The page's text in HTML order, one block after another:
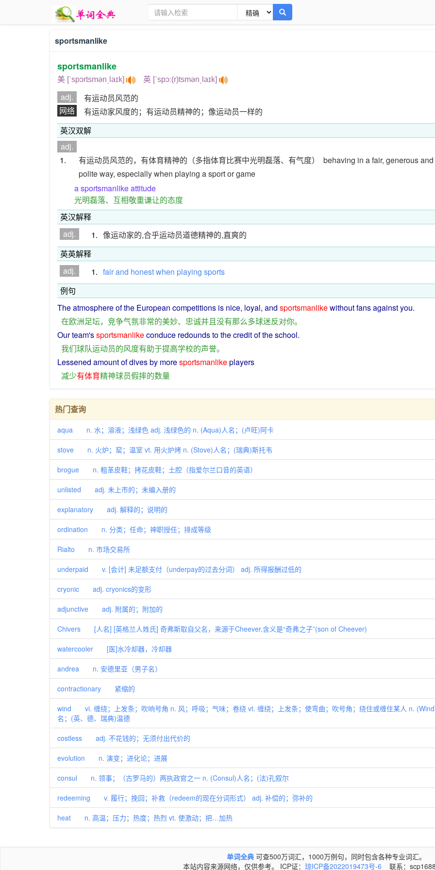
sportsmanlike
sportsmanlike
美 [ˈspɔrtsmənˌlaɪk] 英 [ˈspɔː(r)tsmənˌlaɪk]
adj.
有运动员风范的
网络
有运动家风度的；有运动员精神的；像运动员一样的
英汉双解
adj.
1.
有运动员风范的，有体育精神的（多指体育比赛中光明磊落、有气度）
behaving in a fair, generous and
polite way, especially when playing a sport or game
a sportsmanlike attitude
光明磊落、互相敬重谦让的态度
英汉解释
adj.
1. 像运动家的,合乎运动员道德精神的,直爽的
英英解释
adj.
1. fairand honestwhen playing sports
例句
Theatmosphereofthe European competitions is nice, loyal, and sportsmanlikewithoutfansagainstyou.
在欧洲足坛， 竞争气氛非常的美妙、 忠诚并且没有那么多球迷反对你。
Ourteam'ssportsmanlikeconduce redounds to thecreditof theschool.
我们球队运动员的风度有助于提高学校的声誉。
Lessened amountofdivesby moresportsmanlikeplayers
减少有体育精神球员假摔的数量
热门查询
aqua n. 水；溶液；浅绿色 adj. 浅绿色的 n. (Aqua)人名；(卢旺)阿卡
stove n. 火炉；窑；温室 vt. 用火炉烤 n. (Stove)人名；(瑞典)斯托韦
brogue n. 粗革皮鞋；拷花皮鞋；土腔（指爱尔兰口音的英语）
unlisted adj. 未上市的；未编入册的
explanatory adj. 解释的；说明的
ordination n. 分类；任命；神职授任；排成等级
Rialto n. 市场交易所
underpaid v. [会计] 未足额支付（underpay的过去分词） adj. 所得报酬过低的
cryonic adj. cryonics的变形
adjunctive adj. 附属的；附加的
Chivers [人名] [英格兰人姓氏] 奇弗斯取自父名，来源于Cheever,含义是“奇弗之子”(son of Cheever)
watercooler [医]水冷却器，冷却器
andrea n. 安德里亚（男子名）
contractionary 紧缩的
wind vi. 缠绕；上发条；吹响号角 n. 风；呼吸；气味；卷绕 vt. 缠绕；上发条；使弯曲；吹号角；绕住或缠住某人 n.
名；(英、德、瑞典)温德
costless adj. 不花钱的；无须付出代价的
evolution n. 演变；进化论；进展
consul n. 领事；（古罗马的）两执政官之一 n. (Consul)人名；(法)孔叙尔
redeeming v. 履行；挽回；补救（redeem的现在分词形式） adj. 补偿的；弥补的
heat n. 高温；压力；热度；热烈 vt. 使激动；把…加热
单词全典 可查500万词汇，1000万例句，同时包含各种专业词汇。
本站内容来源网络，仅供参考。 ICP证： 琼ICP备2022019473号-6 联系：